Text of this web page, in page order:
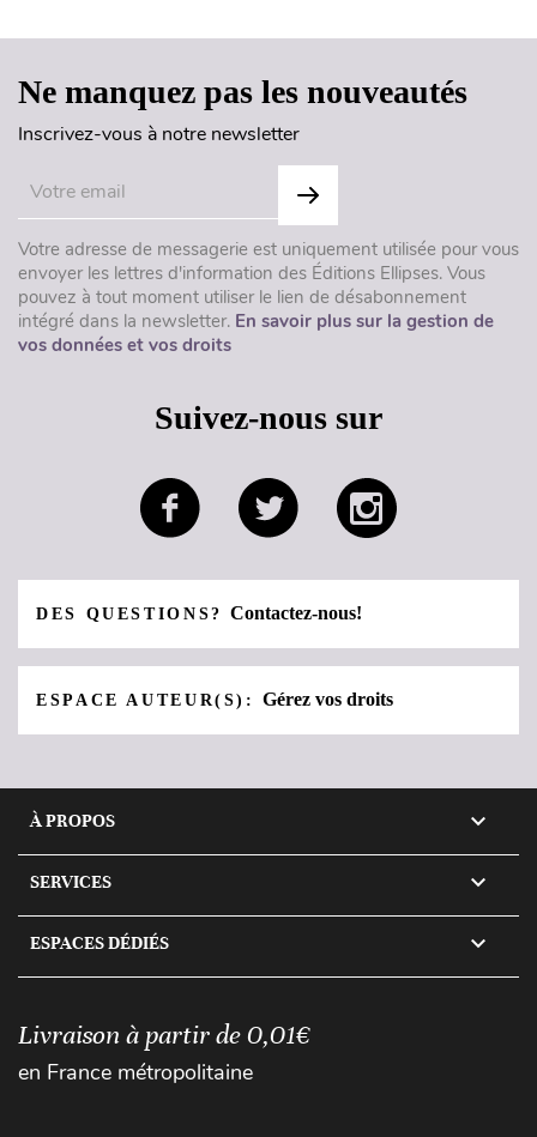
Ne manquez pas les nouveautés
Inscrivez-vous à notre newsletter
Votre adresse de messagerie est uniquement utilisée pour vous
envoyer les lettres d'information des Éditions Ellipses. Vous
pouvez à tout moment utiliser le lien de désabonnement
intégré dans la newsletter. En savoir plus sur la gestion de
vos données et vos droits
Suivez-nous sur
DES QUESTIONS?Contactez-nous!
ESPACE AUTEUR(S):Gérez vos droits
À PROPOS 
SERVICES 
ESPACES DÉDIÉS 
Livraison à partir de 0,01€
en France métropolitaine